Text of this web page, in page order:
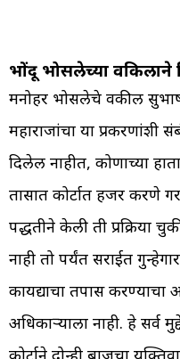
भोंदू भोसलेच्या वकिलाने
मनोहर भोसलेचे वकील
महाराजांचा या प्रकरणांशी
दिलेल नाहीत, कोणाच्या
तासात कोर्टात हजर करणे
पद्धतीने केली ती प्रक्रिया
नाही तो पर्यंत सराईत
कायद्याचा तपास करण्याचा
अधिकाऱ्याला नाही. हे सर्व
कोर्टाने दोन्ही बाजूचा